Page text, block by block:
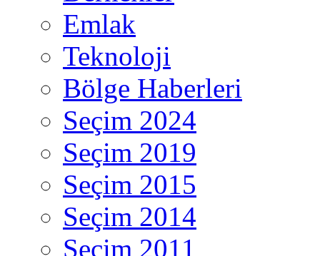
Emlak
Teknoloji
Bölge Haberleri
Seçim 2024
Seçim 2019
Seçim 2015
Seçim 2014
Seçim 2011